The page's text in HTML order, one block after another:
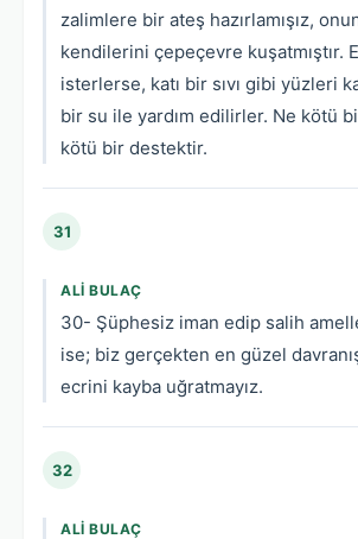
zalimlere bir ateş hazırlamışız,
kendilerini çepeçevre kuşatmıştır.
isterlerse, katı bir sıvı gibi yüzleri
bir su ile yardım edilirler. Ne kötü
kötü bir destektir.
31
ALI BULAÇ
30- Şüphesiz iman edip salih
ise; biz gerçekten en güzel
ecrini kayba uğratmayız.
32
ALI BULAÇ